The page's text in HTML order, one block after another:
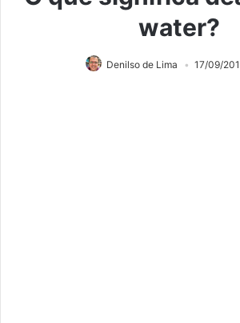
water?
Denilso de Lima 17/09/